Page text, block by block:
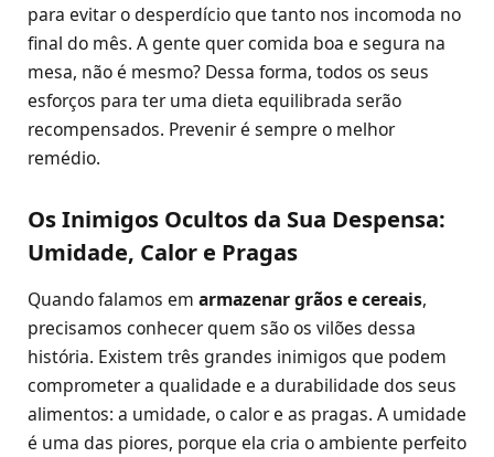
para evitar o desperdício que tanto nos incomoda no
final do mês. A gente quer comida boa e segura na
mesa, não é mesmo? Dessa forma, todos os seus
esforços para ter uma dieta equilibrada serão
recompensados. Prevenir é sempre o melhor
remédio.
Os Inimigos Ocultos da Sua Despensa:
Umidade, Calor e Pragas
Quando falamos em armazenar grãos e cereais,
precisamos conhecer quem são os vilões dessa
história. Existem três grandes inimigos que podem
comprometer a qualidade e a durabilidade dos seus
alimentos: a umidade, o calor e as pragas. A umidade
é uma das piores, porque ela cria o ambiente perfeito